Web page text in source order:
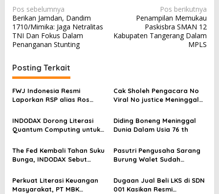
N
a
v
i
g
a
s
i
p
o
s
Pos sebelumnya
Berikan Jamdan, Dandim
1710/Mimika: Jaga Netralitas
TNI Dan Fokus Dalam
Penanganan Stunting
Pos berikutnya
Penampilan Memukau
Paskisbra SMAN 12
Kabupaten Tangerang Dalam
MPLS
Posting Terkait
FWJ Indonesia Resmi
Laporkan RSP alias Ros
Cak Sholeh Pengacara No
Viral No justice Meninggal
INDODAX Dorong Literasi
Quantum Computing untuk
Blockchain
Diding Boneng Meninggal
Dunia Dalam Usia 76 th
The Fed Kembali Tahan Suku
Bunga, INDODAX Sebut
Sentimen Pasar
Pasutri Pengusaha Sarang
Burung Walet Sudah
Pelapor Desak Polda Jambi
Segera Lakukan Penahanan
Perkuat Literasi Keuangan
Masyarakat, PT MBK
Dugaan Jual Beli LKS di SDN
001 Kasikan Resmi